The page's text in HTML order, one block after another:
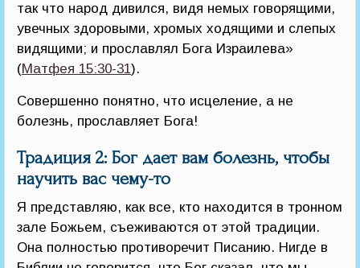
так что народ дивился, видя немых говорящими,
увечных здоровыми, хромых ходящими и слепых
видящими; и прославлял Бога Израилева»
(Матфея 15:30-31).
Совершенно понятно, что исцеление, а не
болезнь, прославляет Бога!
Традиция 2: Бог дает вам болезнь, чтобы
научить вас чему-то
Я представляю, как все, кто находится в тронном
зале Божьем, съеживаются от этой традиции.
Она полностью противоречит Писанию. Нигде в